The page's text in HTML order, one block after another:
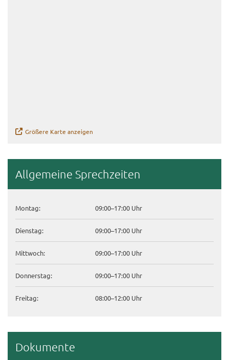
Grö­ße­re Karte an­zei­gen
All­ge­mei­ne Sprech­zei­ten
Mon­tag: 09:00–17:00 Uhr
Diens­tag: 09:00–17:00 Uhr
Mitt­woch: 09:00–17:00 Uhr
Don­ners­tag: 09:00–17:00 Uhr
Frei­tag: 08:00–12:00 Uhr
Do­ku­men­te